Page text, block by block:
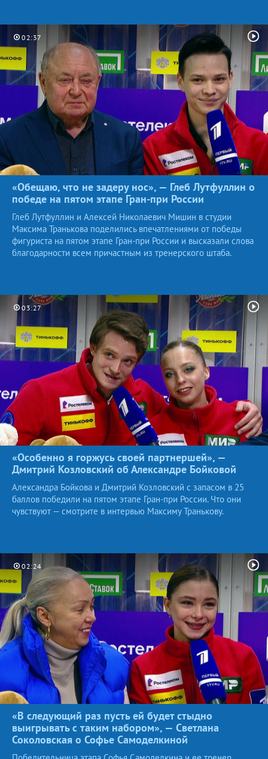
02:37
«Обещаю, что не задеру нос», — Глеб Лутфуллин о
победе на пятом этапе Гран-при России
Глеб Лутфуллин и Алексей Николаевич Мишин в студии
Максима Транькова поделились впечатлениями от победы
фигуриста на пятом этапе Гран-при России и высказали слова
благодарности всем причастным из тренерского штаба.
03:27
«Особенно я горжусь своей партнершей», —
Дмитрий Козловский об Александре Бойковой
Александра Бойкова и Дмитрий Козловский с запасом в 25
баллов победили на пятом этапе Гран-при России. Что они
чувствуют — смотрите в интервью Максиму Транькову.
02:24
«В следующий раз пусть ей будет стыдно
выигрывать с таким набором», — Светлана
Соколовская о Софье Самоделкиной